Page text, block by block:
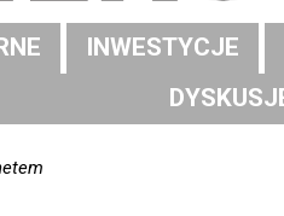
INWESTYCJE